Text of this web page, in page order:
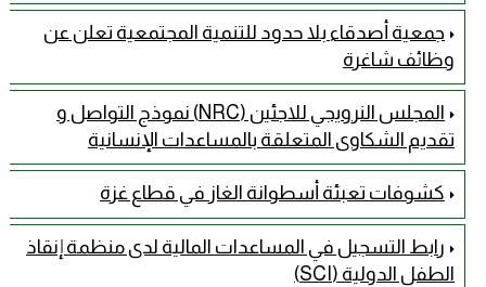
جمعية أصدقاء بلا حدود للتنمية المجتمعية تعلن عن
وظائف شاغرة
المجلس النرويجي للاجئين (NRC) نموذج التواصل و
تقديم الشكاوى المتعلقة بالمساعدات الإنسانية
كشوفات تعبئة أسطوانة الغاز في قطاع غزة
رابط التسجيل في المساعدات المالية لدى منظمة إنقاذ
الطفل الدولية (SCI)